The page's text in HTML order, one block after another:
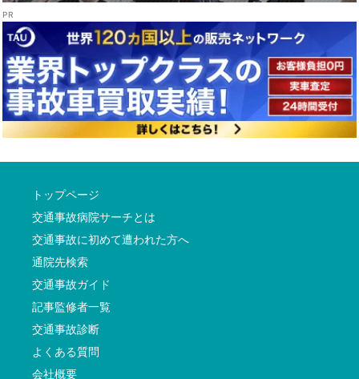
トップページ
交通事故病院サーチとは
交通事故に初めて遭われた方へ
通院先検索
交通事故ガイド
記事監修者一覧
交通事故診断
よくある質問
会社概要